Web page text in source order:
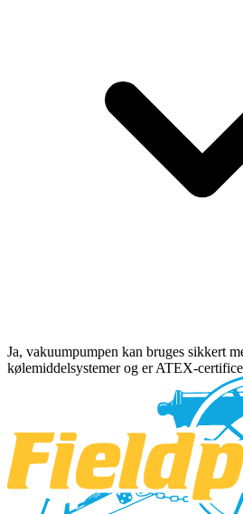
Ja, vakuumpumpen kan bruges sikkert
kølemiddelsystemer og er ATEX-